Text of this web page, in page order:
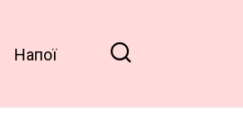
Напої